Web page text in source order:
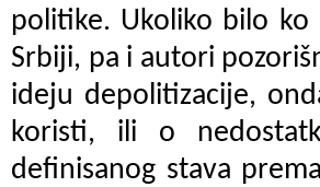
politike. Ukoliko bilo
Srbiji, pa i autori
ideju depolitizacije,
koristi, ili o
definisanog stava